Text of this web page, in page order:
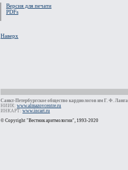
Версия для печати
PDFs
Наверх
Санкт-Петербургское общество кардиологов им Г. Ф. Ланга
НИИК: www.almazovcentre.ru
ИНКАРТ: www.incart.ru
© Copyright "Вестник аритмологии", 1993-2020